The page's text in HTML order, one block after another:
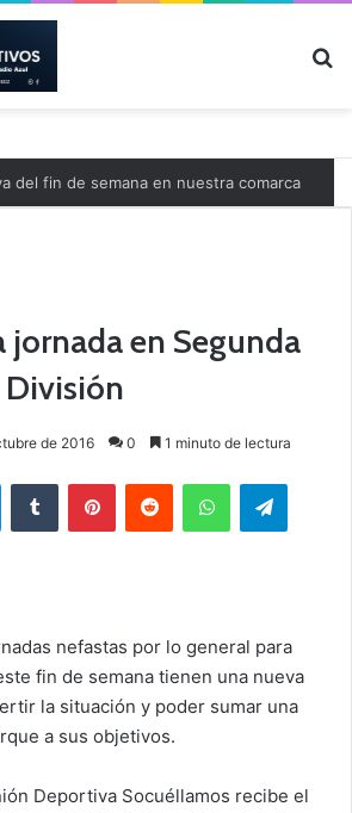
del fin de semana en nuestra comarca
jornada en Segunda
División
de 2016 0 1 minuto de lectura
nefastas por lo general para
fin de semana tienen una nueva
la situación y poder sumar una
a sus objetivos.
Deportiva Socuéllamos recibe el